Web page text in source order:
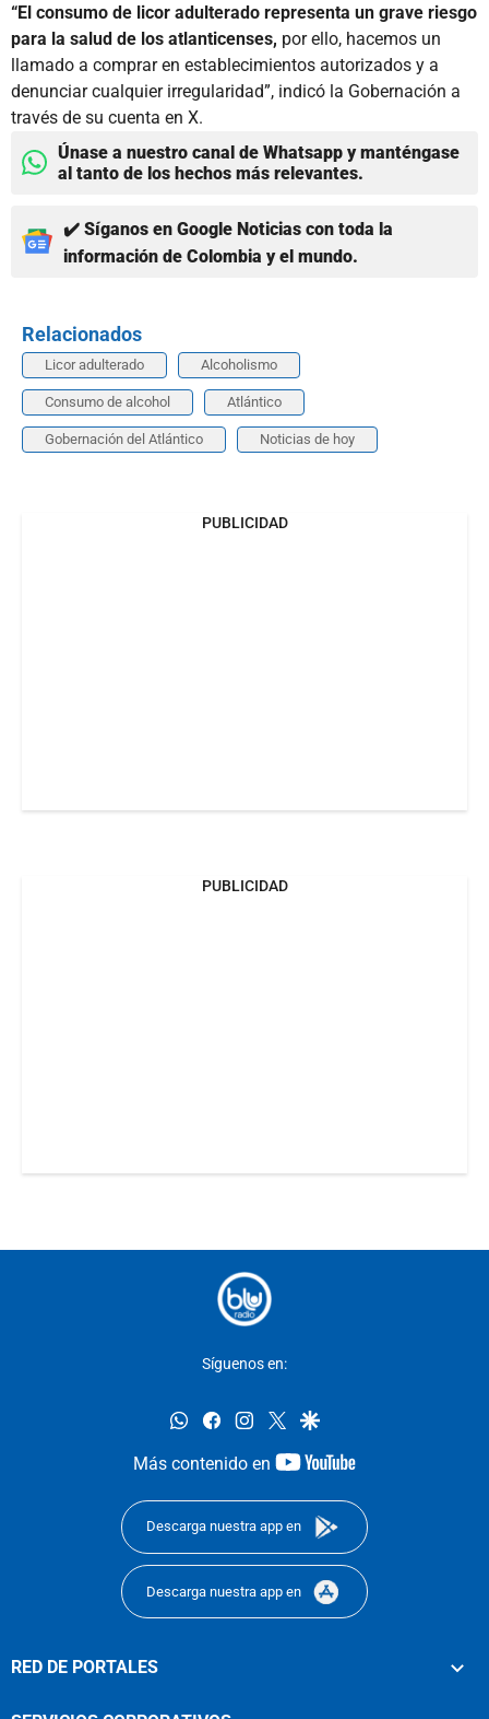
“El consumo de licor adulterado representa un grave riesgo
para la salud de los atlanticenses, por ello, hacemos un
llamado a comprar en establecimientos autorizados y a
denunciar cualquier irregularidad”, indicó la Gobernación a
través de su cuenta en X.
Únase a nuestro canal de Whatsapp y manténgase
al tanto de los hechos más relevantes.
✔️ Síganos en Google Noticias con toda la
información de Colombia y el mundo.
Relacionados
Licor adulterado Alcoholismo
Consumo de alcohol Atlántico
Gobernación del Atlántico Noticias de hoy
PUBLICIDAD
PUBLICIDAD
Síguenos en:
whatsappfacebookinstagram
twittergoogle
Más contenido en
youtube-
Descarga nuestra app en
Descarga nuestra app en
RED DE PORTALES